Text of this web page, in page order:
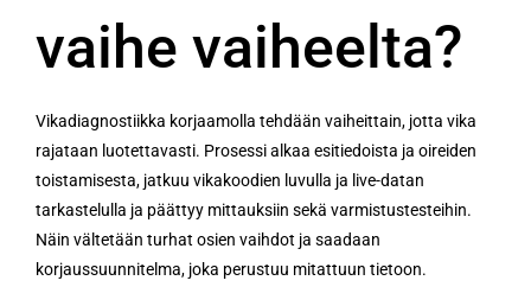
vaihe vaiheelta?
Vikadiagnostiikka korjaamolla tehdään vaiheittain, jotta vika
rajataan luotettavasti. Prosessi alkaa esitiedoista ja oireiden
toistamisesta, jatkuu vikakoodien luvulla ja live-datan
tarkastelulla ja päättyy mittauksiin sekä varmistustesteihin.
Näin vältetään turhat osien vaihdot ja saadaan
korjaussuunnitelma, joka perustuu mitattuun tietoon.